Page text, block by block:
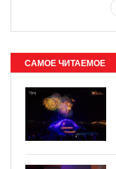
САМОЕ ЧИТАЕМОЕ